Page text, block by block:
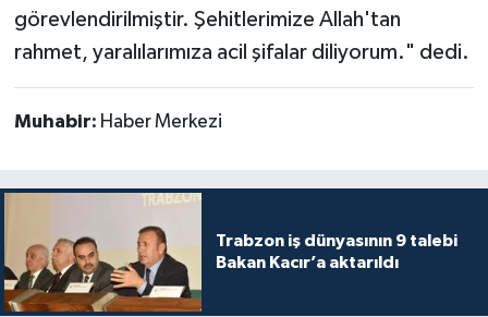
görevlendirilmiştir. Şehitlerimize Allah'tan
rahmet, yaralılarımıza acil şifalar diliyorum." dedi.
Muhabir: Haber Merkezi
Trabzon iş dünyasının 9 talebi
Bakan Kacır’a aktarıldı